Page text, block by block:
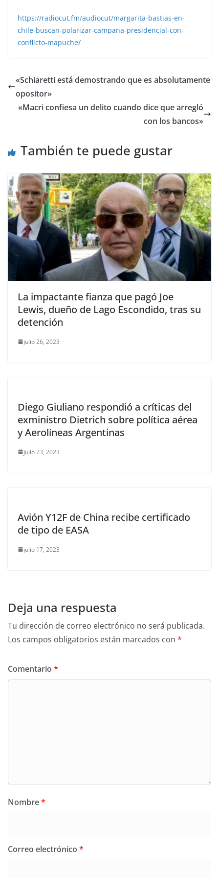
https://radiocut.fm/audiocut/margarita-bastias-en-
chile-buscan-polarizar-campana-presidencial-con-
conflicto-mapuche/
«Schiaretti está demostrando que es absolutamente
opositor»
«Macri confiesa un delito cuando dice que arregló
con los bancos»
También te puede gustar
La impactante fianza que pagó Joe
Lewis, dueño de Lago Escondido, tras su
detención
julio 26, 2023
Diego Giuliano respondió a críticas del
exministro Dietrich sobre política aérea
y Aerolíneas Argentinas
julio 23, 2023
Avión Y12F de China recibe certificado
de tipo de EASA
julio 17, 2023
Deja una respuesta
Tu dirección de correo electrónico no será publicada.
Los campos obligatorios están marcados con *
Comentario *
Nombre*
Correo electrónico *